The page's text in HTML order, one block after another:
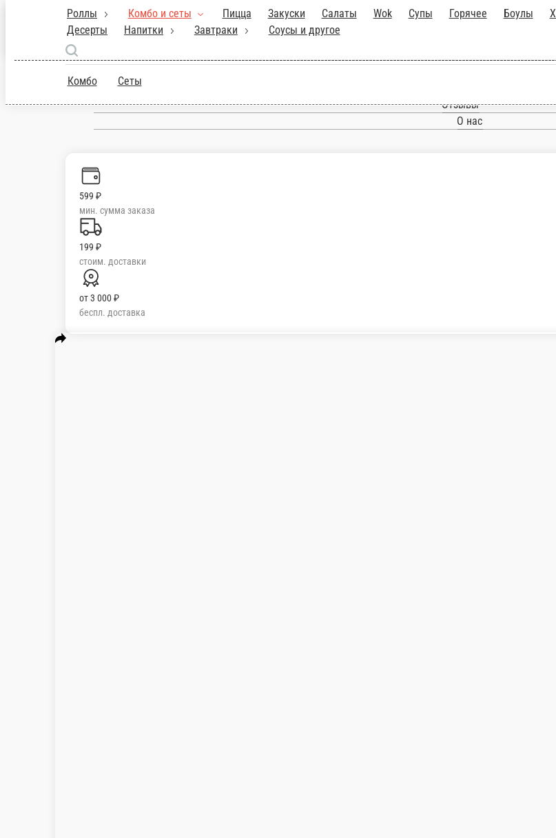
Выборг
Настройки
Отзывы
О нас
599 ₽
мин. сумма заказа
199 ₽
стоим. доставки
от3 000 ₽
беспл. доставка
Роллы Комбо и сеты Пицца Закуски Салаты Wok Супы Горячее
Рим
Десерты Напитки Завтраки
Комбо Сеты